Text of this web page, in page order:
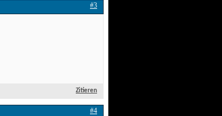
#3
Zitieren
#4